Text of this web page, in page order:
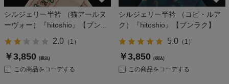
シルジェリー半衿 （猫アールヌ
ーヴォー）『hitoshio』【ブン...
2.0（ 1 ）
￥3,850 (税込)
この商品をコーデする
シルジェリー半衿 （コピ・ルア
ク）『hitoshio』【ブンラク】
5.0（ 1 ）
￥3,850 (税込)
この商品をコーデする